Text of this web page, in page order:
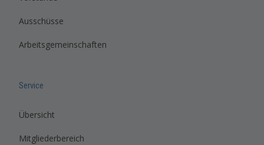
Ausschüsse
Arbeitsgemeinschaften
Service
Übersicht
Mitgliederbereich